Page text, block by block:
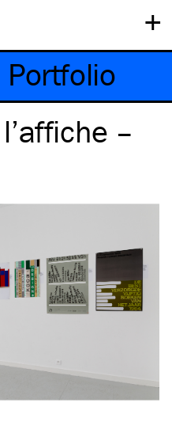
+
Portfolio
–